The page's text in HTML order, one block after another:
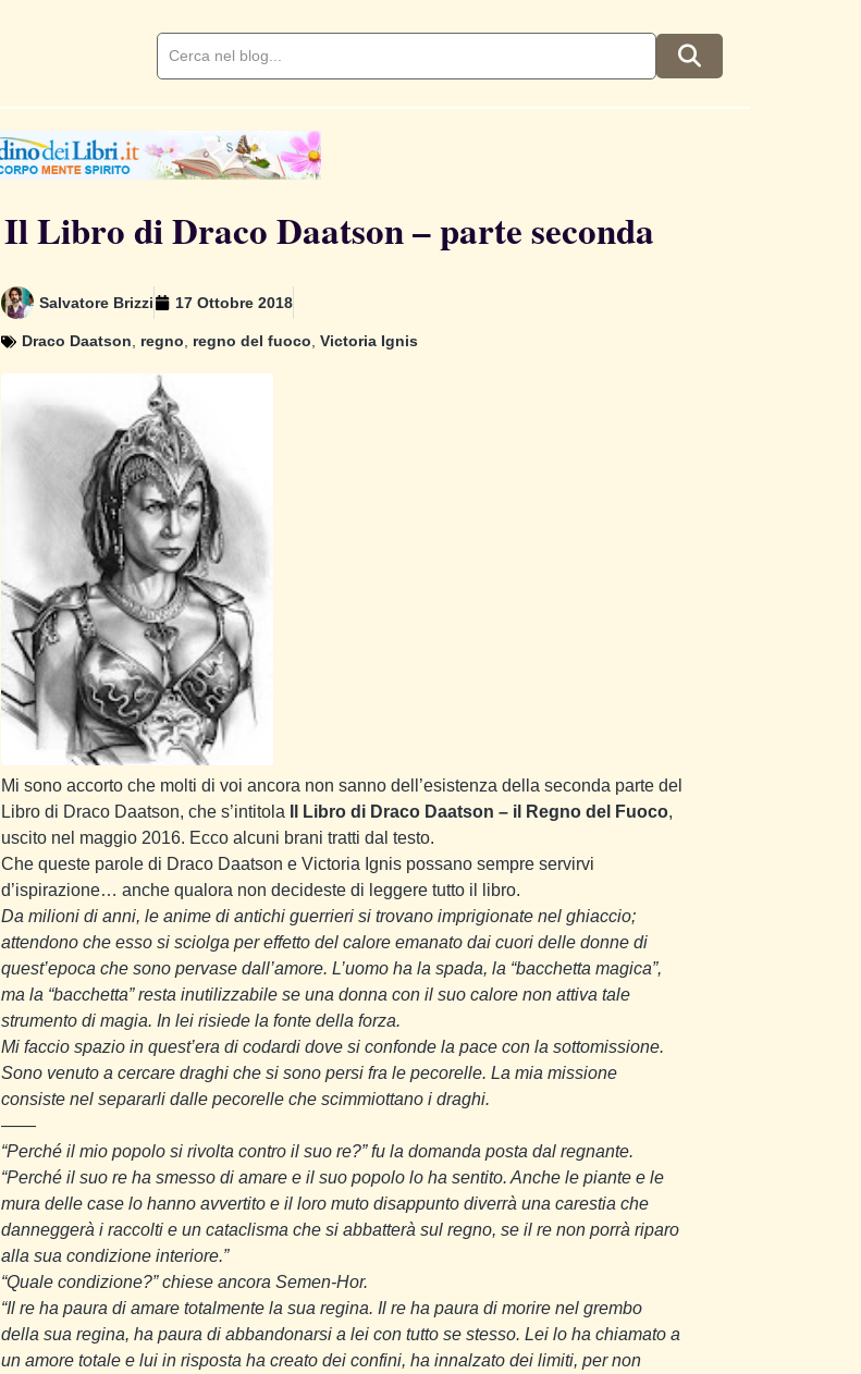
Il Libro di Draco Daatson – parte seconda
Salvatore Brizzi 17 Ottobre 2018
Draco Daatson regno regno del fuoco Victoria Ignis
Mi sono accorto che molti di voi ancora non sanno dell’esistenza della seconda parte del
Libro di Draco Daatson, che s’intitola
Il Libro di Draco Daatson – il Regno del Fuoco,
uscito nel maggio 2016. Ecco alcuni brani tratti dal testo.
Che queste parole di Draco Daatson e Victoria Ignis possano sempre servirvi
d’ispirazione… anche qualora non decideste di leggere tutto il libro.
Da milioni di anni, le anime di antichi guerrieri si trovano imprigionate nel ghiaccio;
attendono che esso si sciolga per effetto del calore emanato dai cuori delle donne di
quest’epoca che sono pervase dall’amore. L’uomo ha la spada, la “bacchetta magica”,
ma la “bacchetta” resta inutilizzabile se una donna con il suo calore non attiva tale
strumento di magia. In lei risiede la fonte della forza.
Mi faccio spazio in quest’era di codardi dove si confonde la pace con la sottomissione.
Sono venuto a cercare draghi che si sono persi fra le pecorelle. La mia missione
consiste nel separarli dalle pecorelle che scimmiottano i draghi.
——
“Perché il mio popolo si rivolta contro il suo re?” fu la domanda posta dal regnante.
“Perché il suo re ha smesso di amare e il suo popolo lo ha sentito. Anche le piante e le
mura delle case lo hanno avvertito e il loro muto disappunto diverrà una carestia che
danneggerà i raccolti e un cataclisma che si abbatterà sul regno, se il re non porrà riparo
alla sua condizione interiore.”
“Quale condizione?” chiese ancora Semen-Hor.
“Il re ha paura di amare totalmente la sua regina. Il re ha paura di morire nel grembo
della sua regina, ha paura di abbandonarsi a lei con tutto se stesso. Lei lo ha chiamato a
un amore totale e lui in risposta ha creato dei confini, ha innalzato dei limiti, per non